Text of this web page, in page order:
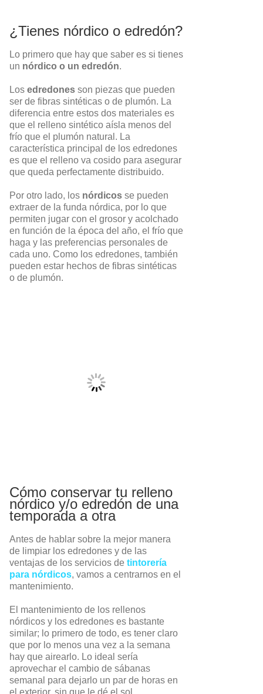
¿Tienes nórdico o edredón?
Lo primero que hay que saber es si tienes
un nórdico o un edredón.
Los edredones son piezas que pueden
ser de fibras sintéticas o de plumón. La
diferencia entre estos dos materiales es
que el relleno sintético aísla menos del
frío que el plumón natural. La
característica principal de los edredones
es que el relleno va cosido para asegurar
que queda perfectamente distribuido.
Por otro lado, los nórdicos se pueden
extraer de la funda nórdica, por lo que
permiten jugar con el grosor y acolchado
en función de la época del año, el frío que
haga y las preferencias personales de
cada uno. Como los edredones, también
pueden estar hechos de fibras sintéticas
o de plumón.
Cómo conservar tu relleno
nórdico y/o edredón de una
temporada a otra
Antes de hablar sobre la mejor manera
de limpiar los edredones y de las
ventajas de los servicios de tintorería
para nórdicos, vamos a centrarnos en el
mantenimiento.
El mantenimiento de los rellenos
nórdicos y los edredones es bastante
similar; lo primero de todo, es tener claro
que por lo menos una vez a la semana
hay que airearlo. Lo ideal sería
aprovechar el cambio de sábanas
semanal para dejarlo un par de horas en
el exterior, sin que le dé el sol